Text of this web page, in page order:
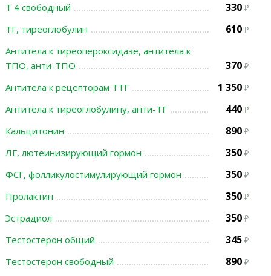
Т 4 свободный 330
ТГ, тиреоглобулин 610
Антитела к тиреопероксидазе, антитела к
ТПО, анти-ТПО
370
Антитела к рецепторам ТТГ 1 350
Антитела к тиреоглобулину, анти-ТГ 440
Кальцитонин 890
ЛГ, лютеинизирующий гормон 350
ФСГ, фолликулостимулирующий гормон 350
Пролактин 350
Эстрадиол 350
Тестостерон общий 345
Тестостерон свободный 890